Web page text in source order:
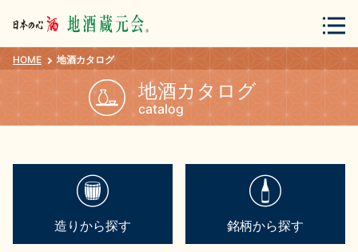
会員登録 ログイン
HOME 地酒カタログ
地酒カタログ
catalog
造りから探す 銘柄から探す